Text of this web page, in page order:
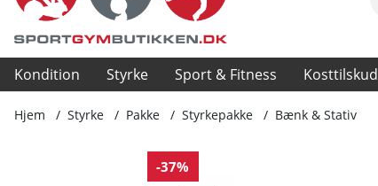
Kondition Styrke Sport & Fitness Kosttilskud
Hjem Styrke Pakke Styrkepakke Bænk & Stativ
-37%
Produktbilleder Bænk & Stativ